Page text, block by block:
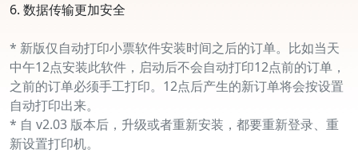
6. 数据传输更加安全
* 新版仅自动打印小票软件安装时间之后的订单。比如当天
中午12点安装此软件，启动后不会自动打印12点前的订单，
之前的订单必须手工打印。12点后产生的新订单将会按设置
自动打印出来。
* 自 v2.03 版本后，升级或者重新安装，都要重新登录、重
新设置打印机。